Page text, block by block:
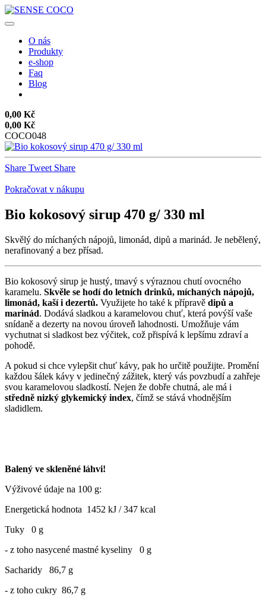
O nás
Produkty
e-shop
Faq
Blog
0,00 Kč
0,00 Kč
COCO048
Share Tweet Share
Pokračovat v nákupu
Bio kokosový sirup 470 g/ 330 ml
Skvělý do míchaných nápojů, limonád, dipů a marinád. Je nebělený,
nerafinovaný a bez přísad.
Bio kokosový sirup je hustý, tmavý s výraznou chutí ovocného
karamelu. Skvěle se hodí do letních drinků, míchaných nápojů,
limonád, kaší i dezertů. Využijete ho také k přípravě dipů a
marinád. Dodává sladkou a karamelovou chuť, která povýší vaše
snídaně a dezerty na novou úroveň lahodnosti. Umožňuje vám
vychutnat si sladkost bez výčitek, což přispívá k lepšímu zdraví a
pohodě.
A pokud si chce vylepšit chuť kávy, pak ho určitě použijte. Promění
každou šálek kávy v jedinečný zážitek, který vás povzbudí a zahřeje
svou karamelovou sladkostí. Nejen že dobře chutná, ale má i
středně nizký glykemický index, čímž se stává vhodnějším
sladidlem.
Balený ve skleněné láhvi!
Výživové údaje na 100 g:
Energetická hodnota 1452 kJ / 347 kcal
Tuky 0 g
- z toho nasycené mastné kyseliny 0 g
Sacharidy 86,7 g
- z toho cukry 86,7 g